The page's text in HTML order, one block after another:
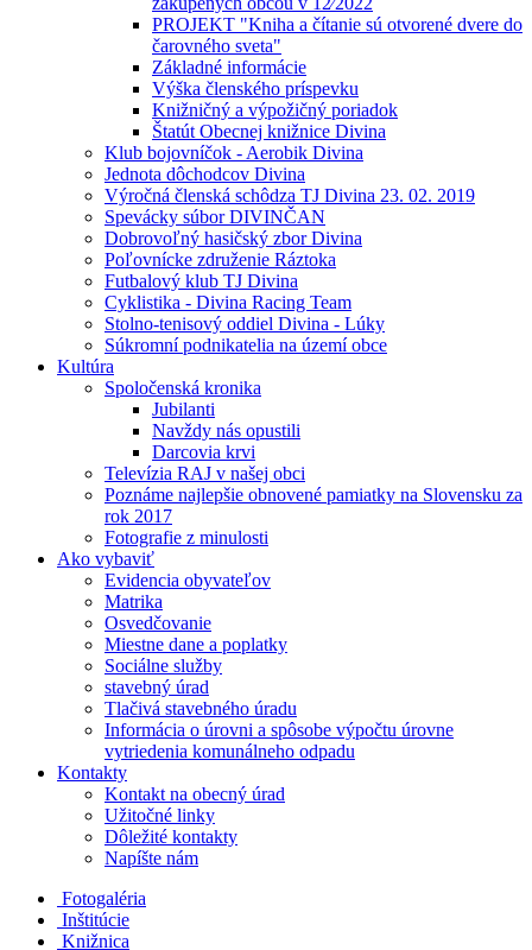
PROJEKT "Kniha a čítanie sú otvorené dvere do
čarovného sveta"
Základné informácie
Výška členského príspevku
Knižničný a výpožičný poriadok
Štatút Obecnej knižnice Divina
Klub bojovníčok - Aerobik Divina
Jednota dôchodcov Divina
Výročná členská schôdza TJ Divina 23. 02. 2019
Spevácky súbor DIVINČAN
Dobrovoľný hasičský zbor Divina
Poľovnícke združenie Ráztoka
Futbalový klub TJ Divina
Cyklistika - Divina Racing Team
Stolno-tenisový oddiel Divina - Lúky
Súkromní podnikatelia na území obce
Kultúra
Spoločenská kronika
Jubilanti
Navždy nás opustili
Darcovia krvi
Televízia RAJ v našej obci
Poznáme najlepšie obnovené pamiatky na Slovensku za
rok 2017
Fotografie z minulosti
Ako vybaviť
Evidencia obyvateľov
Matrika
Osvedčovanie
Miestne dane a poplatky
Sociálne služby
stavebný úrad
Tlačivá stavebného úradu
Informácia o úrovni a spôsobe výpočtu úrovne
vytriedenia komunálneho odpadu
Kontakty
Kontakt na obecný úrad
Užitočné linky
Dôležité kontakty
Napíšte nám
Fotogaléria
Inštitúcie
Knižnica